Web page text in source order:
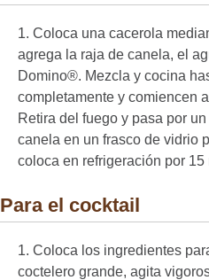
Coloca una cacerola
agrega la raja de canela, el
Domino®. Mezcla y cocina
completamente y comiencen
Retira del fuego y pasa por
canela en un frasco de vidrio
coloca en refrigeración por 15
Para el cocktail
Coloca los ingredientes
coctelero grande, agita